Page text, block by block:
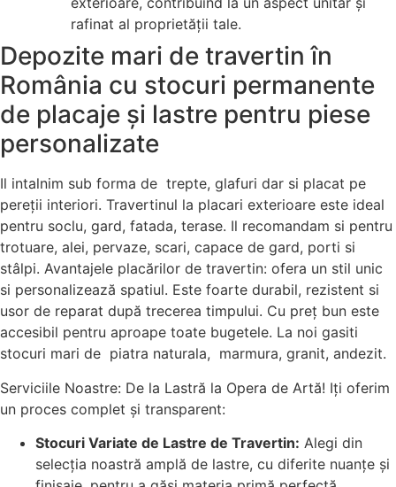
rafinat al proprietății tale.
Depozite mari de travertin în
România cu stocuri permanente
de placaje și lastre pentru piese
personalizate
Il intalnim sub forma de trepte, glafuri dar si placat pe
pereții interiori. Travertinul la placari exterioare este ideal
pentru soclu, gard, fatada, terase. Il recomandam si pentru
trotuare, alei, pervaze, scari, capace de gard, porti si
stâlpi. Avantajele placărilor de travertin: ofera un stil unic
si personalizează spatiul. Este foarte durabil, rezistent si
usor de reparat după trecerea timpului. Cu preț bun este
accesibil pentru aproape toate bugetele. La noi gasiti
stocuri mari de piatra naturala, marmura, granit, andezit.
Serviciile Noastre: De la Lastră la Opera de Artă! Iți oferim
un proces complet și transparent:
Stocuri Variate de Lastre de Travertin: Alegi din
selecția noastră amplă de lastre, cu diferite nuanțe și